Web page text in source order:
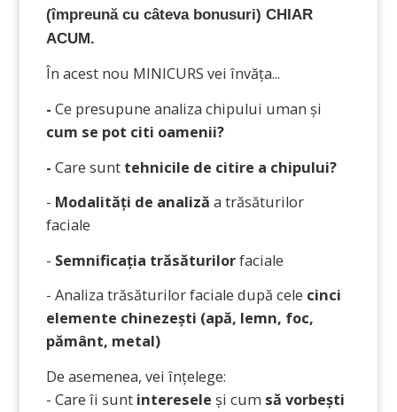
(împreună cu câteva bonusuri) CHIAR
ACUM.
În acest nou MINICURS vei învăța...
-Ce presupune analiza chipului uman și
cum se pot citi oamenii?
-Care sunt tehnicile de citire a chipului?
- Modalități de analiză a trăsăturilor
faciale
- Semnificația trăsăturilorfaciale
- Analiza trăsăturilor faciale după cele cinci
elemente chinezești (apă, lemn, foc,
pământ, metal)
De asemenea, vei înțelege:
- Care îi sunt intereseleși cum să vorbești